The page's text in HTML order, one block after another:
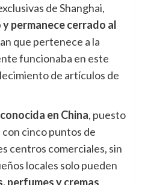
de Shanghai,
permanece cerrado al
que pertenece a la
funcionaba en este
de artículos de
en China, puesto
cinco puntos de
centros comerciales, sin
locales solo pueden
perfumes y cremas,